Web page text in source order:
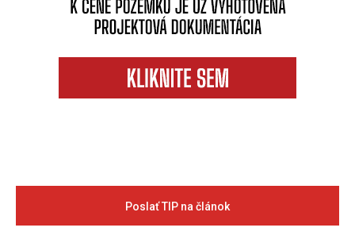
Poslať TIP na článok